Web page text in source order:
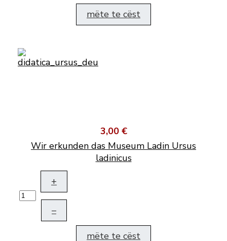
mëte te cëst
3,00 €
Wir erkunden das Museum Ladin Ursus
ladinicus
+
–
mëte te cëst